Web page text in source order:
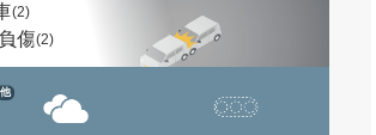
(2)
負傷(2)
他